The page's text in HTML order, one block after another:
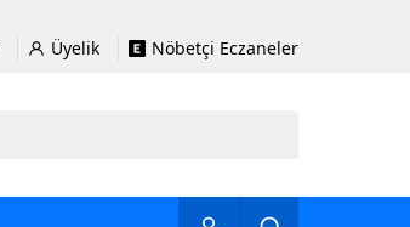
Üyelik Nöbetçi Eczaneler